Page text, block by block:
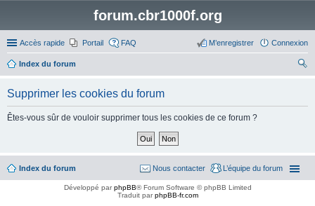
forum.cbr1000f.org
Accès rapide Portail FAQ Connexion
M’enregistrer
Index du forum
Supprimer les cookies du forum
Êtes-vous sûr de vouloir supprimer tous les cookies de ce forum ?
Index du forum L’équipe du forum
Nous contacter
Développé parphpBB® Forum Software © phpBB Limited
Traduit parphpBB-fr.com